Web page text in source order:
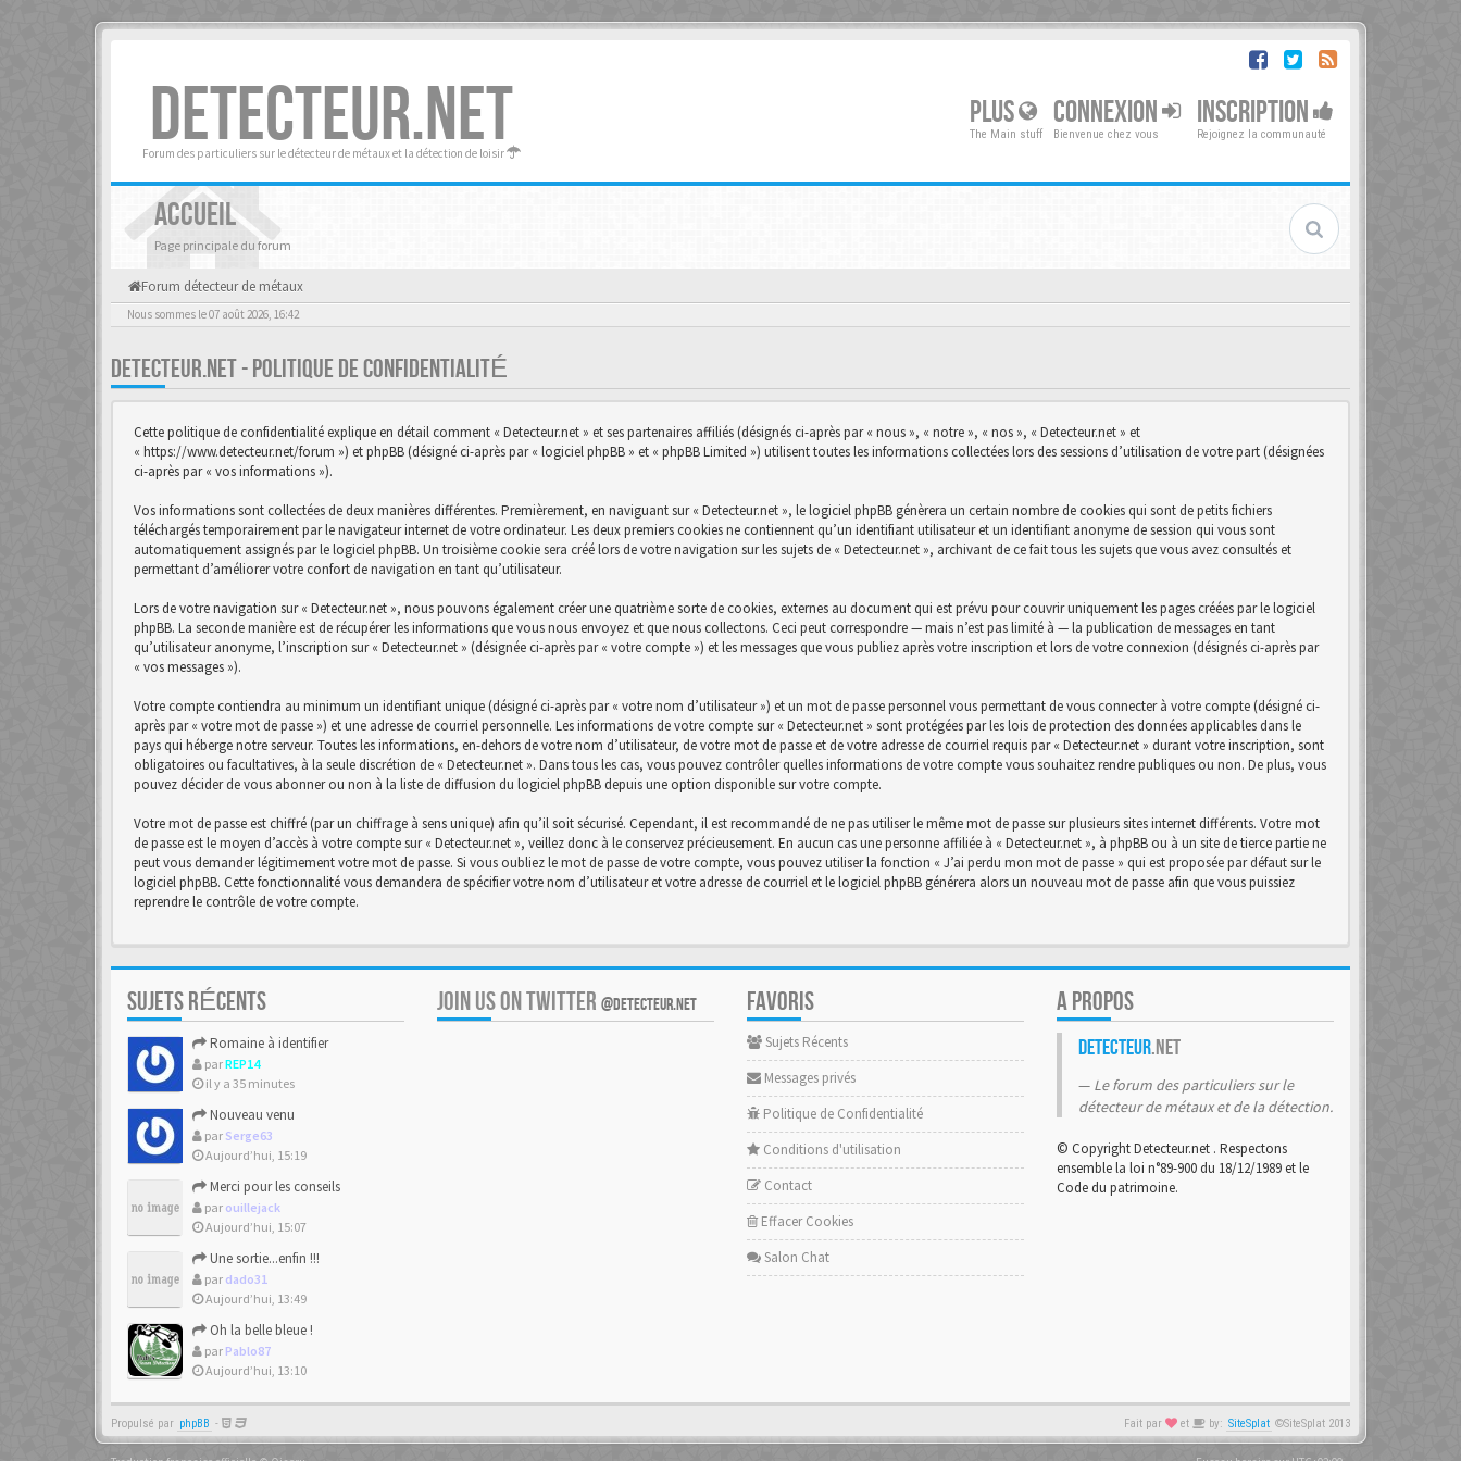
DETECTEUR.NET
Forum des particuliers sur le détecteur de métaux et la détection de loisir
PLUS
The Main stuff
CONNEXION
Bienvenue chez vous
INSCRIPTION
Rejoignez la communauté
ACCUEIL
Page principale du forum
Forum détecteur de métaux
Nous sommes le 07 août 2026, 16:42
DETECTEUR.NET - POLITIQUE DE CONFIDENTIALITÉ
Cette politique de confidentialité explique en détail comment « Detecteur.net » et ses partenaires affiliés (désignés ci-après par « nous », « notre », « nos », « Detecteur.net » et
« https://www.detecteur.net/forum ») et phpBB (désigné ci-après par « logiciel phpBB » et « phpBB Limited ») utilisent toutes les informations collectées lors des sessions d’utilisation de votre part (désignées
ci-après par « vos informations »).
Vos informations sont collectées de deux manières différentes. Premièrement, en naviguant sur « Detecteur.net », le logiciel phpBB génèrera un certain nombre de cookies qui sont de petits fichiers
téléchargés temporairement par le navigateur internet de votre ordinateur. Les deux premiers cookies ne contiennent qu’un identifiant utilisateur et un identifiant anonyme de session qui vous sont
automatiquement assignés par le logiciel phpBB. Un troisième cookie sera créé lors de votre navigation sur les sujets de « Detecteur.net », archivant de ce fait tous les sujets que vous avez consultés et
permettant d’améliorer votre confort de navigation en tant qu’utilisateur.
Lors de votre navigation sur « Detecteur.net », nous pouvons également créer une quatrième sorte de cookies, externes au document qui est prévu pour couvrir uniquement les pages créées par le logiciel
phpBB. La seconde manière est de récupérer les informations que vous nous envoyez et que nous collectons. Ceci peut correspondre — mais n’est pas limité à — la publication de messages en tant
qu’utilisateur anonyme, l’inscription sur « Detecteur.net » (désignée ci-après par « votre compte ») et les messages que vous publiez après votre inscription et lors de votre connexion (désignés ci-après par
« vos messages »).
Votre compte contiendra au minimum un identifiant unique (désigné ci-après par « votre nom d’utilisateur ») et un mot de passe personnel vous permettant de vous connecter à votre compte (désigné ci-
après par « votre mot de passe ») et une adresse de courriel personnelle. Les informations de votre compte sur « Detecteur.net » sont protégées par les lois de protection des données applicables dans le
pays qui héberge notre serveur. Toutes les informations, en-dehors de votre nom d’utilisateur, de votre mot de passe et de votre adresse de courriel requis par « Detecteur.net » durant votre inscription, sont
obligatoires ou facultatives, à la seule discrétion de « Detecteur.net ». Dans tous les cas, vous pouvez contrôler quelles informations de votre compte vous souhaitez rendre publiques ou non. De plus, vous
pouvez décider de vous abonner ou non à la liste de diffusion du logiciel phpBB depuis une option disponible sur votre compte.
Votre mot de passe est chiffré (par un chiffrage à sens unique) afin qu’il soit sécurisé. Cependant, il est recommandé de ne pas utiliser le même mot de passe sur plusieurs sites internet différents. Votre mot
de passe est le moyen d’accès à votre compte sur « Detecteur.net », veillez donc à le conservez précieusement. En aucun cas une personne affiliée à « Detecteur.net », à phpBB ou à un site de tierce partie ne
peut vous demander légitimement votre mot de passe. Si vous oubliez le mot de passe de votre compte, vous pouvez utiliser la fonction « J’ai perdu mon mot de passe » qui est proposée par défaut sur le
logiciel phpBB. Cette fonctionnalité vous demandera de spécifier votre nom d’utilisateur et votre adresse de courriel et le logiciel phpBB générera alors un nouveau mot de passe afin que vous puissiez
reprendre le contrôle de votre compte.
SUJETS RÉCENTS
Romaine à identifier
parREP14
il y a 35 minutes
Nouveau venu
par Serge63
Aujourd’hui, 15:19
Merci pour les conseils
par ouillejack
Aujourd’hui, 15:07
Une sortie...enfin !!!
par dado31
Aujourd’hui, 13:49
Oh la belle bleue !
par Pablo87
Aujourd’hui, 13:10
JOIN US ON TWITTER @DETECTEUR.NET FAVORIS
Sujets Récents
Messages privés
Politique de Confidentialité
Conditions d'utilisation
Contact
Effacer Cookies
Salon Chat
A PROPOS
Detecteur.net
Le forum des particuliers sur le
détecteur de métaux et de la détection.
© Copyright Detecteur.net . Respectons
ensemble la loi n°89-900 du 18/12/1989 et le
Code du patrimoine.
Propulsé par phpBB - Fait par et by: SiteSplat ©SiteSplat 2013